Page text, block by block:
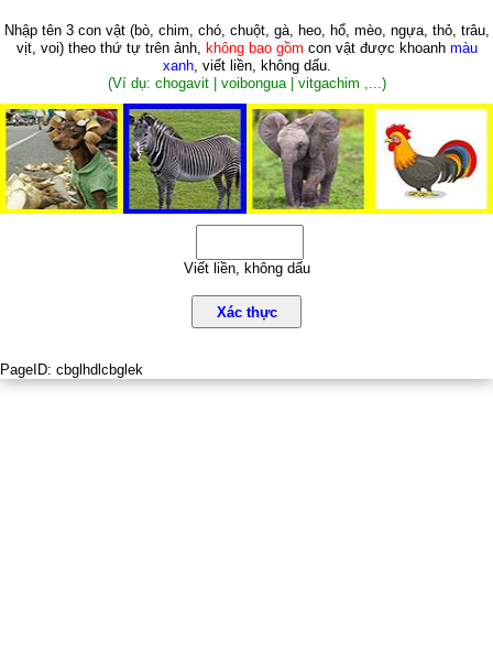
Nhập tên 3 con vật (bò, chim, chó, chuột, gà, heo, hổ, mèo, ngựa, thỏ, trâu,
vịt, voi)theo thứ tự trên ảnh, không bao gồm con vật được khoanh màu
xanh, viết liền, không dấu.
(Ví dụ: chogavit | voibongua | vitgachim ,...)
Viết liền, không dấu
Xác thực
PageID: cbglhdlcbglek